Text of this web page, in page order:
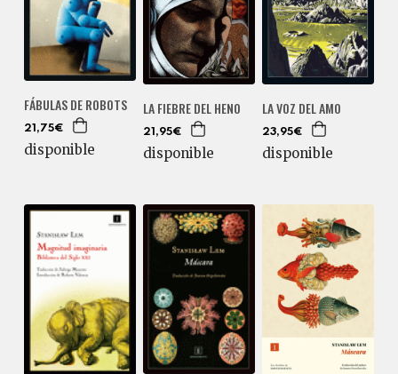
FÁBULAS DE ROBOTS
21,75€
disponible
LA FIEBRE DEL HENO
21,95€
disponible
LA VOZ DEL AMO
23,95€
disponible